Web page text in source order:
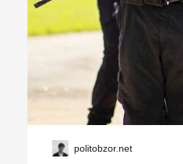
politobzor.net